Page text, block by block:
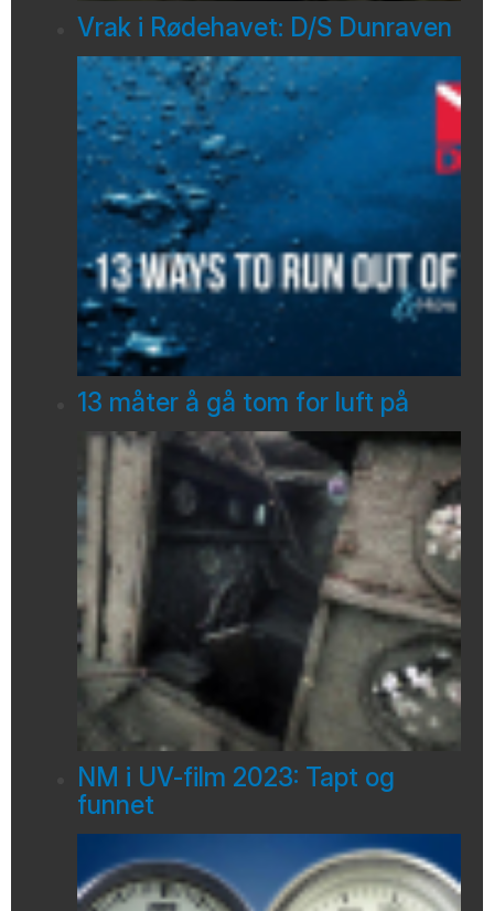
Vrak i Rødehavet: D/S Dunraven
13 måter å gå tom for luft på
NM i UV-film 2023: Tapt og
funnet